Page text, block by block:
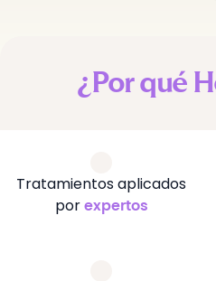
¿Por qué
Tratamientos aplicados
por expertos